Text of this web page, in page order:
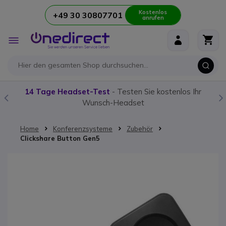
Zum Inhalt springen+49 30 30807701 Kostenlos
anrufen
Navigation
umschalten
14 Tage Headset-Test - Testen Sie kostenlos Ihr
Wunsch-Headset
Home Konferenzsysteme
Zubehör
Clickshare Button Gen5